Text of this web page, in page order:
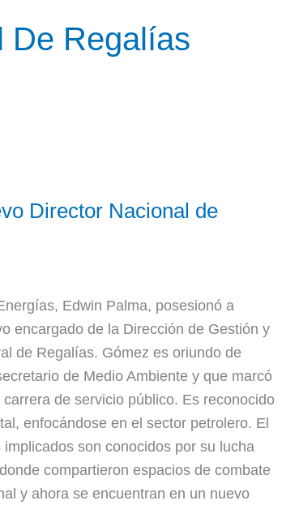
De Regalías
Director Nacional de
Edwin Palma, posesionó a
encargado de la Dirección de Gestión y
de Regalías. Gómez es oriundo de
de Medio Ambiente y que marcó
de servicio público. Es reconocido
enfocándose en el sector petrolero. El
son conocidos por su lucha
compartieron espacios de combate
y ahora se encuentran en un nuevo